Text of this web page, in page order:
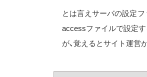
とは言えサーバの設定
accessファイルで設定す
が、覚えるとサイト運営